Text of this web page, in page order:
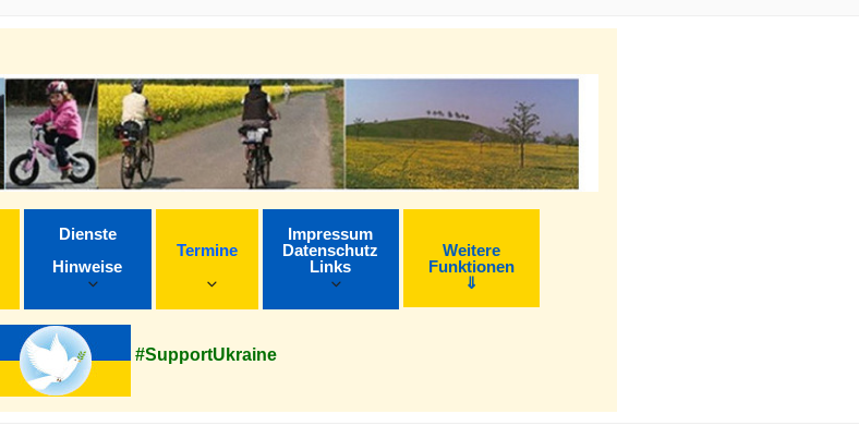
Dienste
Hinweise
Termine
Impressum
Datenschutz
Links
Weitere
Funktionen
⇓
#SupportUkraine